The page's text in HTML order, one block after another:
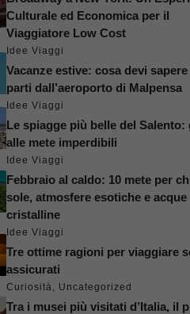
Culturale ed Economica per il
Viaggiatore Low Cost
Idee Viaggi
Vacanze estive: cosa devi sapere
parti dall’aeroporto di Malpensa
Idee Viaggi
Le spiagge più belle del Salento:
alle mete imperdibili
Idee Viaggi
Febbraio al caldo: 10 mete per
sole, atmosfere esotiche e acque
cristalline
Idee Viaggi
Tre ottime ragioni per viaggiare
assicurati
Curiosità, Uncategorized
Tra i musei più visitati d’Italia, il